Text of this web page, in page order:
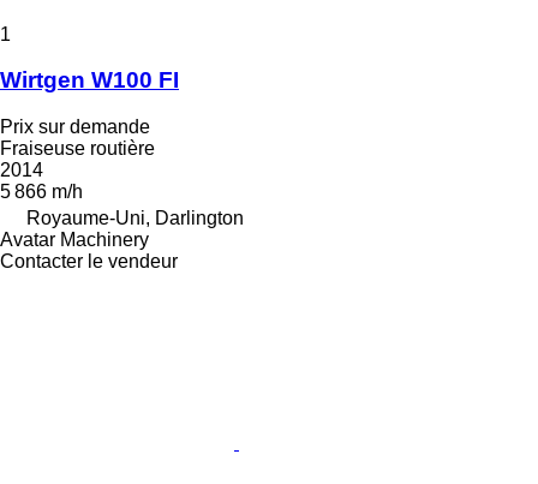
1
Wirtgen W100 FI
Prix sur demande
Fraiseuse routière
2014
5 866 m/h
Royaume-Uni, Darlington
Avatar Machinery
Contacter le vendeur